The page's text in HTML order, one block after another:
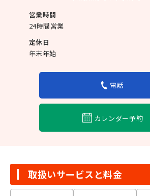
営業時間
24時間営業
定休日
年末年始
電話
カレンダー予約
取扱いサービスと料金